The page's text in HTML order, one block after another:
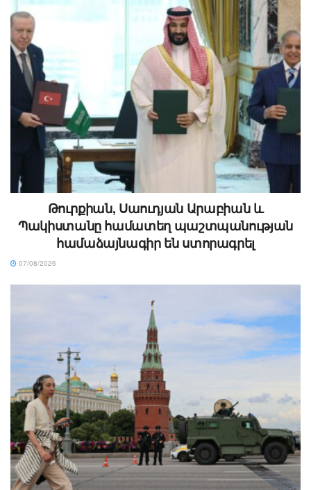
Թուրքիան, Սաուդյան Արաբիան և
Պակիստանը համատեղ պաշտպանության
համաձայնագիր են ստորագրել
07/08/2026